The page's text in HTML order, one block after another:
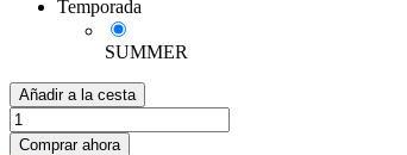
Temporada
SUMMER
Añadir a la cesta
Comprar ahora